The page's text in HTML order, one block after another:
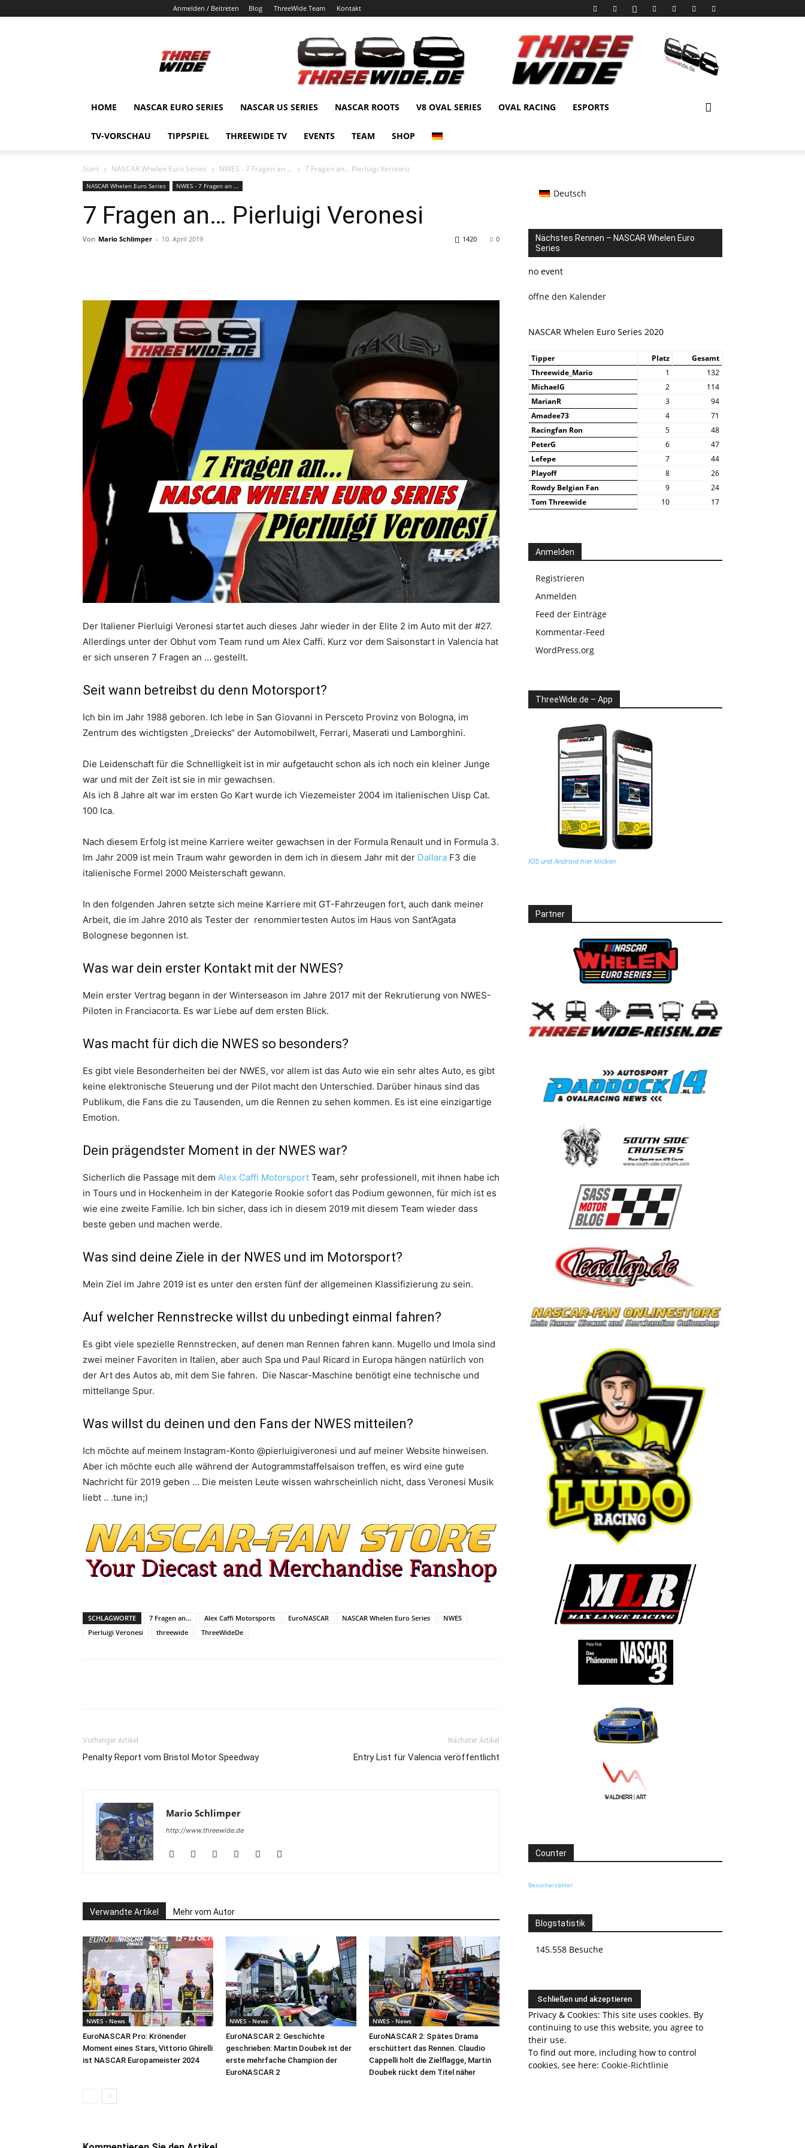
Anmelden / Beitreten Blog ThreeWide Team Kontakt
HOME NASCAR EURO SERIES NASCAR US SERIES NASCAR ROOTS V8 OVAL SERIES OVAL RACING ESPORTS
TV-VORSCHAU TIPPSPIEL THREEWIDE TV EVENTS TEAM SHOP
Start NASCAR Whelen Euro Series NWES - 7 Fragen an ... 7 Fragen an… Pierluigi Veronesi
NASCAR Whelen Euro Series NWES - 7 Fragen an ...
7 Fragen an… Pierluigi Veronesi
Von Mario Schlimper - 10. April 2019 0
1420
Der Italiener Pierluigi Veronesi startet auch dieses Jahr wieder in der Elite 2 im Auto mit der #27.
Allerdings unter der Obhut vom Team rund um Alex Caffi. Kurz vor dem Saisonstart in Valencia hat
er sich unseren 7 Fragen an … gestellt.
Seit wann betreibst du denn Motorsport?
Ich bin im Jahr 1988 geboren. Ich lebe in San Giovanni in Persceto Provinz von Bologna, im
Zentrum des wichtigsten „Dreiecks“ der Automobilwelt, Ferrari, Maserati und Lamborghini.
Die Leidenschaft für die Schnelligkeit ist in mir aufgetaucht schon als ich noch ein kleiner Junge
war und mit der Zeit ist sie in mir gewachsen.
Als ich 8 Jahre alt war im ersten Go Kart wurde ich Viezemeister 2004 im italienischen Uisp Cat.
100 Ica.
Nach diesem Erfolg ist meine Karriere weiter gewachsen in der Formula Renault und in Formula 3.
Im Jahr 2009 ist mein Traum wahr geworden in dem ich in diesem Jahr mit der Dallara F3 die
italienische Formel 2000 Meisterschaft gewann.
In den folgenden Jahren setzte sich meine Karriere mit GT-Fahrzeugen fort, auch dank meiner
Arbeit, die im Jahre 2010 als Tester der renommiertesten Autos im Haus von Sant’Agata
Bolognese begonnen ist.
Was war dein erster Kontakt mit der NWES?
Mein erster Vertrag begann in der Winterseason im Jahre 2017 mit der Rekrutierung von NWES-
Piloten in Franciacorta. Es war Liebe auf dem ersten Blick.
Was macht für dich die NWES so besonders?
Es gibt viele Besonderheiten bei der NWES, vor allem ist das Auto wie ein sehr altes Auto, es gibt
keine elektronische Steuerung und der Pilot macht den Unterschied. Darüber hinaus sind das
Publikum, die Fans die zu Tausenden, um die Rennen zu sehen kommen. Es ist eine einzigartige
Emotion.
Dein prägendster Moment in der NWES war?
Sicherlich die Passage mit dem Alex Caffi Motorsport Team, sehr professionell, mit ihnen habe ich
in Tours und in Hockenheim in der Kategorie Rookie sofort das Podium gewonnen, für mich ist es
wie eine zweite Familie. Ich bin sicher, dass ich in diesem 2019 mit diesem Team wieder dass
beste geben und machen werde.
Was sind deine Ziele in der NWES und im Motorsport?
Mein Ziel im Jahre 2019 ist es unter den ersten fünf der allgemeinen Klassifizierung zu sein.
Auf welcher Rennstrecke willst du unbedingt einmal fahren?
Es gibt viele spezielle Rennstrecken, auf denen man Rennen fahren kann. Mugello und Imola sind
zwei meiner Favoriten in Italien, aber auch Spa und Paul Ricard in Europa hängen natürlich von
der Art des Autos ab, mit dem Sie fahren. Die Nascar-Maschine benötigt eine technische und
mittellange Spur.
Was willst du deinen und den Fans der NWES mitteilen?
Ich möchte auf meinem Instagram-Konto @pierluigiveronesi und auf meiner Website hinweisen.
Aber ich möchte euch alle während der Autogrammstaffelsaison treffen, es wird eine gute
Nachricht für 2019 geben … Die meisten Leute wissen wahrscheinlich nicht, dass Veronesi Musik
liebt .. .tune in;)
SCHLAGWORTE 7 Fragen an... Alex Caffi Motorsports EuroNASCAR NASCAR Whelen Euro Series
NWES
Pierluigi Veronesi
threewide ThreeWideDe
Vorheriger Artikel
Penalty Report vom Bristol Motor Speedway
Nächster Artikel
Entry List für Valencia veröffentlicht
Mario Schlimper
http://www.threewide.de
Verwandte Artikel Mehr vom Autor
NWES - News
EuroNASCAR Pro: Krönender
Moment eines Stars, Vittorio Ghirelli
ist NASCAR Europameister 2024
NWES - News
EuroNASCAR 2: Geschichte
geschrieben: Martin Doubek ist der
erste mehrfache Champion der
EuroNASCAR 2
NWES - News
EuroNASCAR 2: Spätes Drama
erschüttert das Rennen. Claudio
Cappelli holt die Zielflagge, Martin
Doubek rückt dem Titel näher
Deutsch
Nächstes Rennen – NASCAR Whelen Euro
Series
no event
öffne den Kalender
NASCAR Whelen Euro Series 2020
Tipper Platz
Gesamt
Threewide_Mario
1
132
MichaelG
2
114
MarianR
3
94
Amadee73
4
71
Racingfan Ron
5
48
PeterG
6
47
Lefepe
7
44
Playoff
8
26
Rowdy Belgian Fan
9
24
Tom Threewide
10 17
Anmelden
Registrieren
Anmelden
Feed der Einträge
Kommentar-Feed
WordPress.org
ThreeWide.de – App
IOS und Android hier klicken
Partner
Counter
Besucherzähler
Blogstatistik
145.558 Besuche
Privacy & Cookies: This site uses cookies. By
continuing to use this website, you agree to
their use.
To find out more, including how to control
cookies, see here: Cookie-Richtlinie